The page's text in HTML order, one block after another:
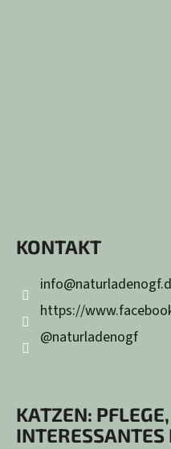
KONTAKT
info@
https://
@naturladenogf
KATZEN: PFLEGE,
NTERESSANTES